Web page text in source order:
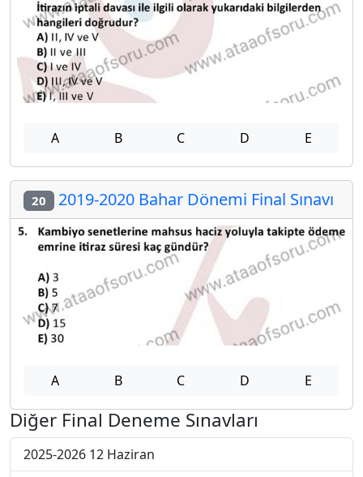
A B C D E
20 2019-2020 Bahar Dönemi Final Sınavı
A B C D E
Diğer Final Deneme Sınavları
2025-2026 12 Haziran